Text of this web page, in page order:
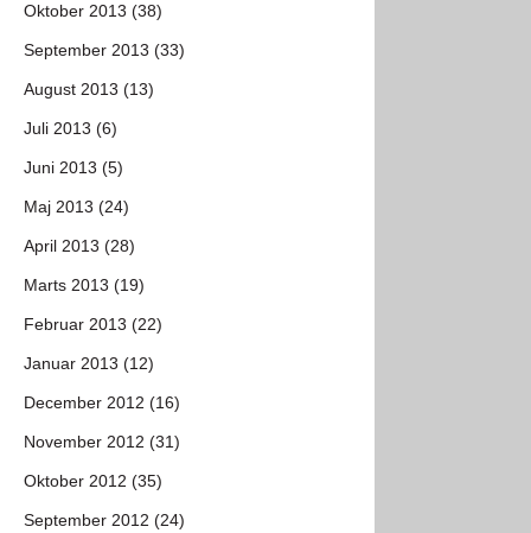
Oktober 2013 (38)
September 2013 (33)
August 2013 (13)
Juli 2013 (6)
Juni 2013 (5)
Maj 2013 (24)
April 2013 (28)
Marts 2013 (19)
Februar 2013 (22)
Januar 2013 (12)
December 2012 (16)
November 2012 (31)
Oktober 2012 (35)
September 2012 (24)